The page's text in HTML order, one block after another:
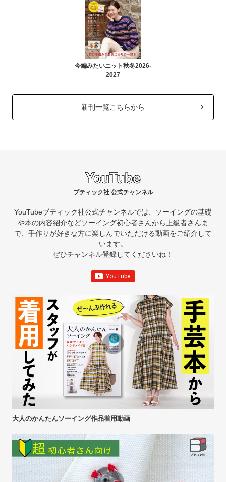
今編みたいニット秋冬2026-
2027
新刊一覧こちらから
ブティック社 公式チャンネル
YouTubeブティック社公式チャンネルでは、ソーイングの基礎
や本の内容紹介などソーイング初心者さんから上級者さんま
で、手作りが好きな方に楽しんでいただける動画をご紹介して
います。
ぜひチャンネル登録してくださいね！
大人のかんたんソーイング作品着用動画